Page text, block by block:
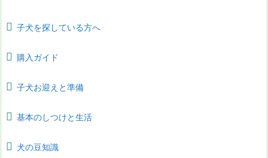
子犬を探している方へ
購入ガイド
子犬お迎えと準備
基本のしつけと生活
犬の豆知識